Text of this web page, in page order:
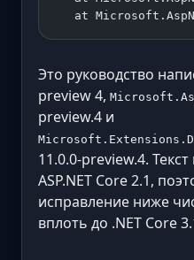
at
Это руководство
preview 4,
preview.4 и
11.0.0-preview.4.
ASP.NET Core 2.1,
исправление ниже
вплоть до .NET Core